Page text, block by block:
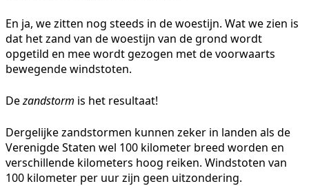
En ja, we zitten nog steeds in de woestijn. Wat we zien is
dat het zand van de woestijn van de grond wordt
opgetild en mee wordt gezogen met de voorwaarts
bewegende windstoten.
Dezandstorm is het resultaat!
Dergelijke zandstormen kunnen zeker in landen als de
Verenigde Staten wel 100 kilometer breed worden en
verschillende kilometers hoog reiken. Windstoten van
100 kilometer per uur zijn geen uitzondering.